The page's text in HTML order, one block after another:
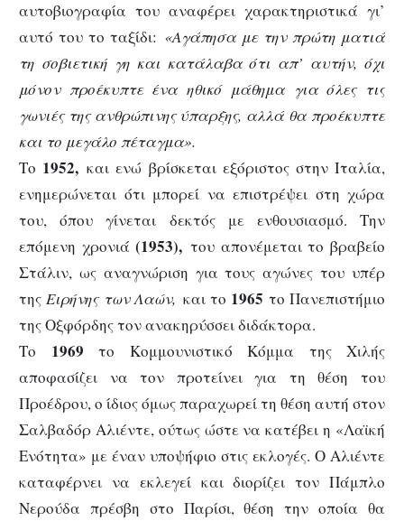
αυτοβιογραφία του αναφέρει χαρακτηριστικά γι’
αυτό του το ταξίδι: «Αγάπησα με την πρώτη ματιά
τη σοβιετική γη και κατάλαβα ότι απ’ αυτήν, όχι
μόνον προέκυπτε ένα ηθικό μάθημα για όλες τις
γωνιές της ανθρώπινης ύπαρξης, αλλά θα προέκυπτε
και το μεγάλο πέταγμα».
Το 1952, και ενώ βρίσκεται εξόριστος στην Ιταλία,
ενημερώνεται ότι μπορεί να επιστρέψει στη χώρα
του, όπου γίνεται δεκτός με ενθουσιασμό. Την
επόμενη χρονιά(1953), του απονέμεται το βραβείο
Στάλιν, ως αναγνώριση για τους αγώνες του υπέρ
της Ειρήνης των Λαών, και το 1965 το Πανεπιστήμιο
της Οξφόρδης τον ανακηρύσσει διδάκτορα.
Το 1969 το Κομμουνιστικό Κόμμα της Χιλής
αποφασίζει να τον προτείνει για τη θέση του
Προέδρου, ο ίδιος όμως παραχωρεί τη θέση αυτή στον
Σαλβαδόρ Αλιέντε, ούτως ώστε να κατέβει η «Λαϊκή
Ενότητα» με έναν υποψήφιο στις εκλογές. Ο Αλιέντε
καταφέρνει να εκλεγεί και διορίζει τον Πάμπλο
Νερούδα πρέσβη στο Παρίσι, θέση την οποία θα